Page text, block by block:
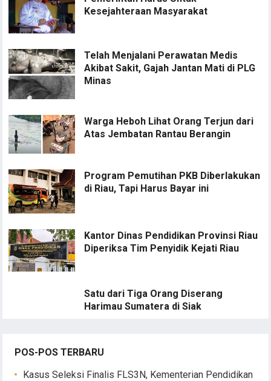
Kesejahteraan Masyarakat
Telah Menjalani Perawatan Medis
Akibat Sakit, Gajah Jantan Mati di PLG
Minas
Warga Heboh Lihat Orang Terjun dari
Atas Jembatan Rantau Berangin
Program Pemutihan PKB Diberlakukan
di Riau, Tapi Harus Bayar ini
Kantor Dinas Pendidikan Provinsi Riau
Diperiksa Tim Penyidik Kejati Riau
Satu dari Tiga Orang Diserang
Harimau Sumatera di Siak
POS-POS TERBARU
Kasus Seleksi Finalis FLS3N, Kementerian Pendidikan